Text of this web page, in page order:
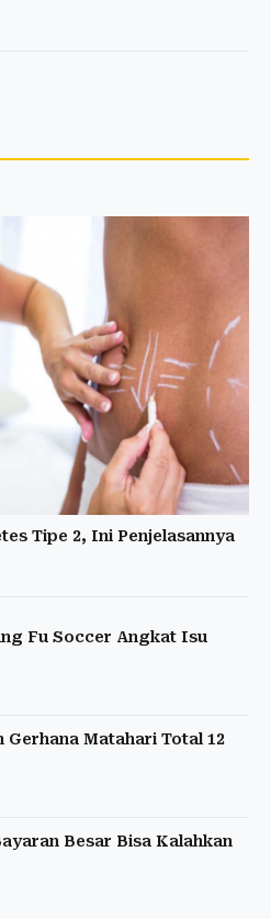
Tipe 2, Ini Penjelasannya
Fu Soccer Angkat Isu
Gerhana Matahari Total 12
Besar Bisa Kalahkan